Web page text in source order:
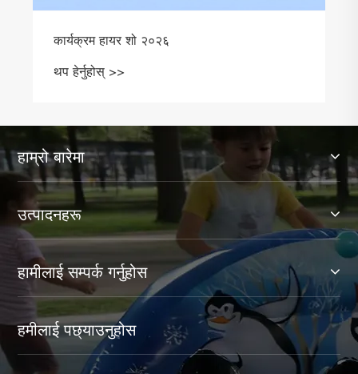
कार्यक्रम हायर शो २०२६
थप हेर्नुहोस् >>
हाम्रो बारेमा
उत्पादनहरू
हामीलाई सम्पर्क गर्नुहोस
हमीलाई पछ्याउनुहोस